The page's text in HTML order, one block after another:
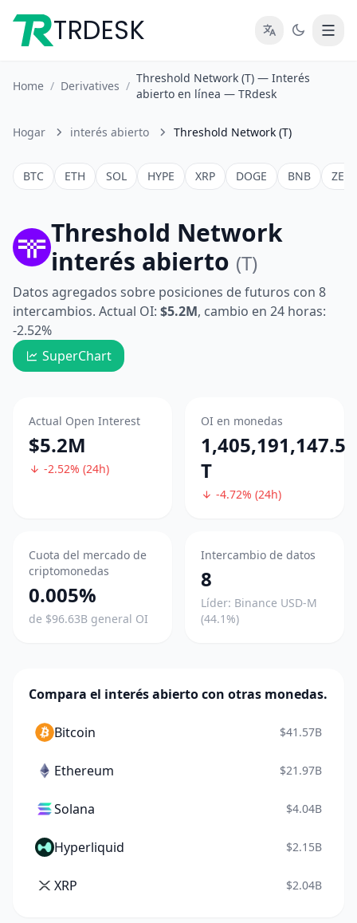
TRDESK
Home / Derivatives /
Threshold Network (T) — Interés
abierto en línea — TRdesk
Hogar interés abierto Threshold Network (T)
BTC ETH SOL HYPE XRP DOGE BNB ZEC
Threshold Network
interés abierto (T)
Datos agregados sobre posiciones de futuros con 8
intercambios. Actual OI: $5.2M, cambio en 24 horas:
-2.52%
SuperChart
Actual Open Interest
$5.2M
-2.52% (24h)
OI en monedas
1,405,191,147.5
T
-4.72% (24h)
Cuota del mercado de
criptomonedas
0.005%
de $96.63B general OI
Intercambio de datos
8
Líder: Binance USD-M
(44.1%)
Compara el interés abierto con otras monedas.
Bitcoin $41.57B
Ethereum $21.97B
Solana $4.04B
Hyperliquid $2.15B
XRP $2.04B